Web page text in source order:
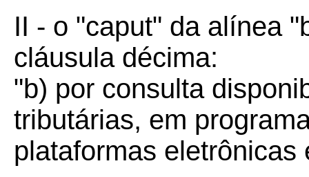
II - o "caput" da alínea
cláusula décima:
"b) por consulta
tributárias, em
plataformas